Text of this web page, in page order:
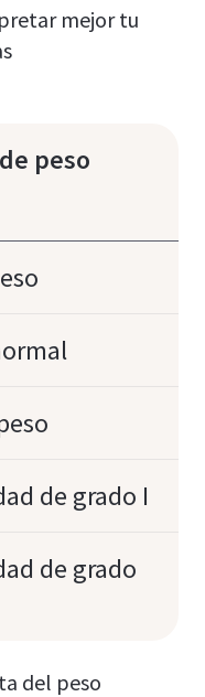
mejor tu
peso
de grado I
de grado
del peso